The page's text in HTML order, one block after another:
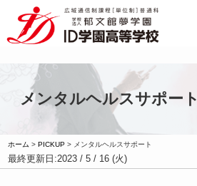
メンタルヘルスサポート
ホーム >PICKUP > メンタルヘルスサポート
最終更新日:2023 / 5 / 16 (火)